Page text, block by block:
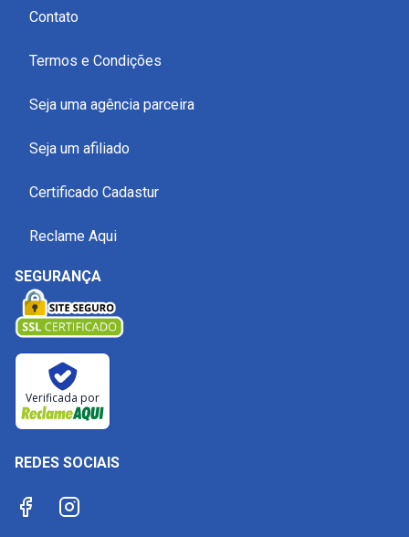
Contato
Termos e Condições
Seja uma agência parceira
Seja um afiliado
Certificado Cadastur
Reclame Aqui
SEGURANÇA
Verificada por
REDES SOCIAIS